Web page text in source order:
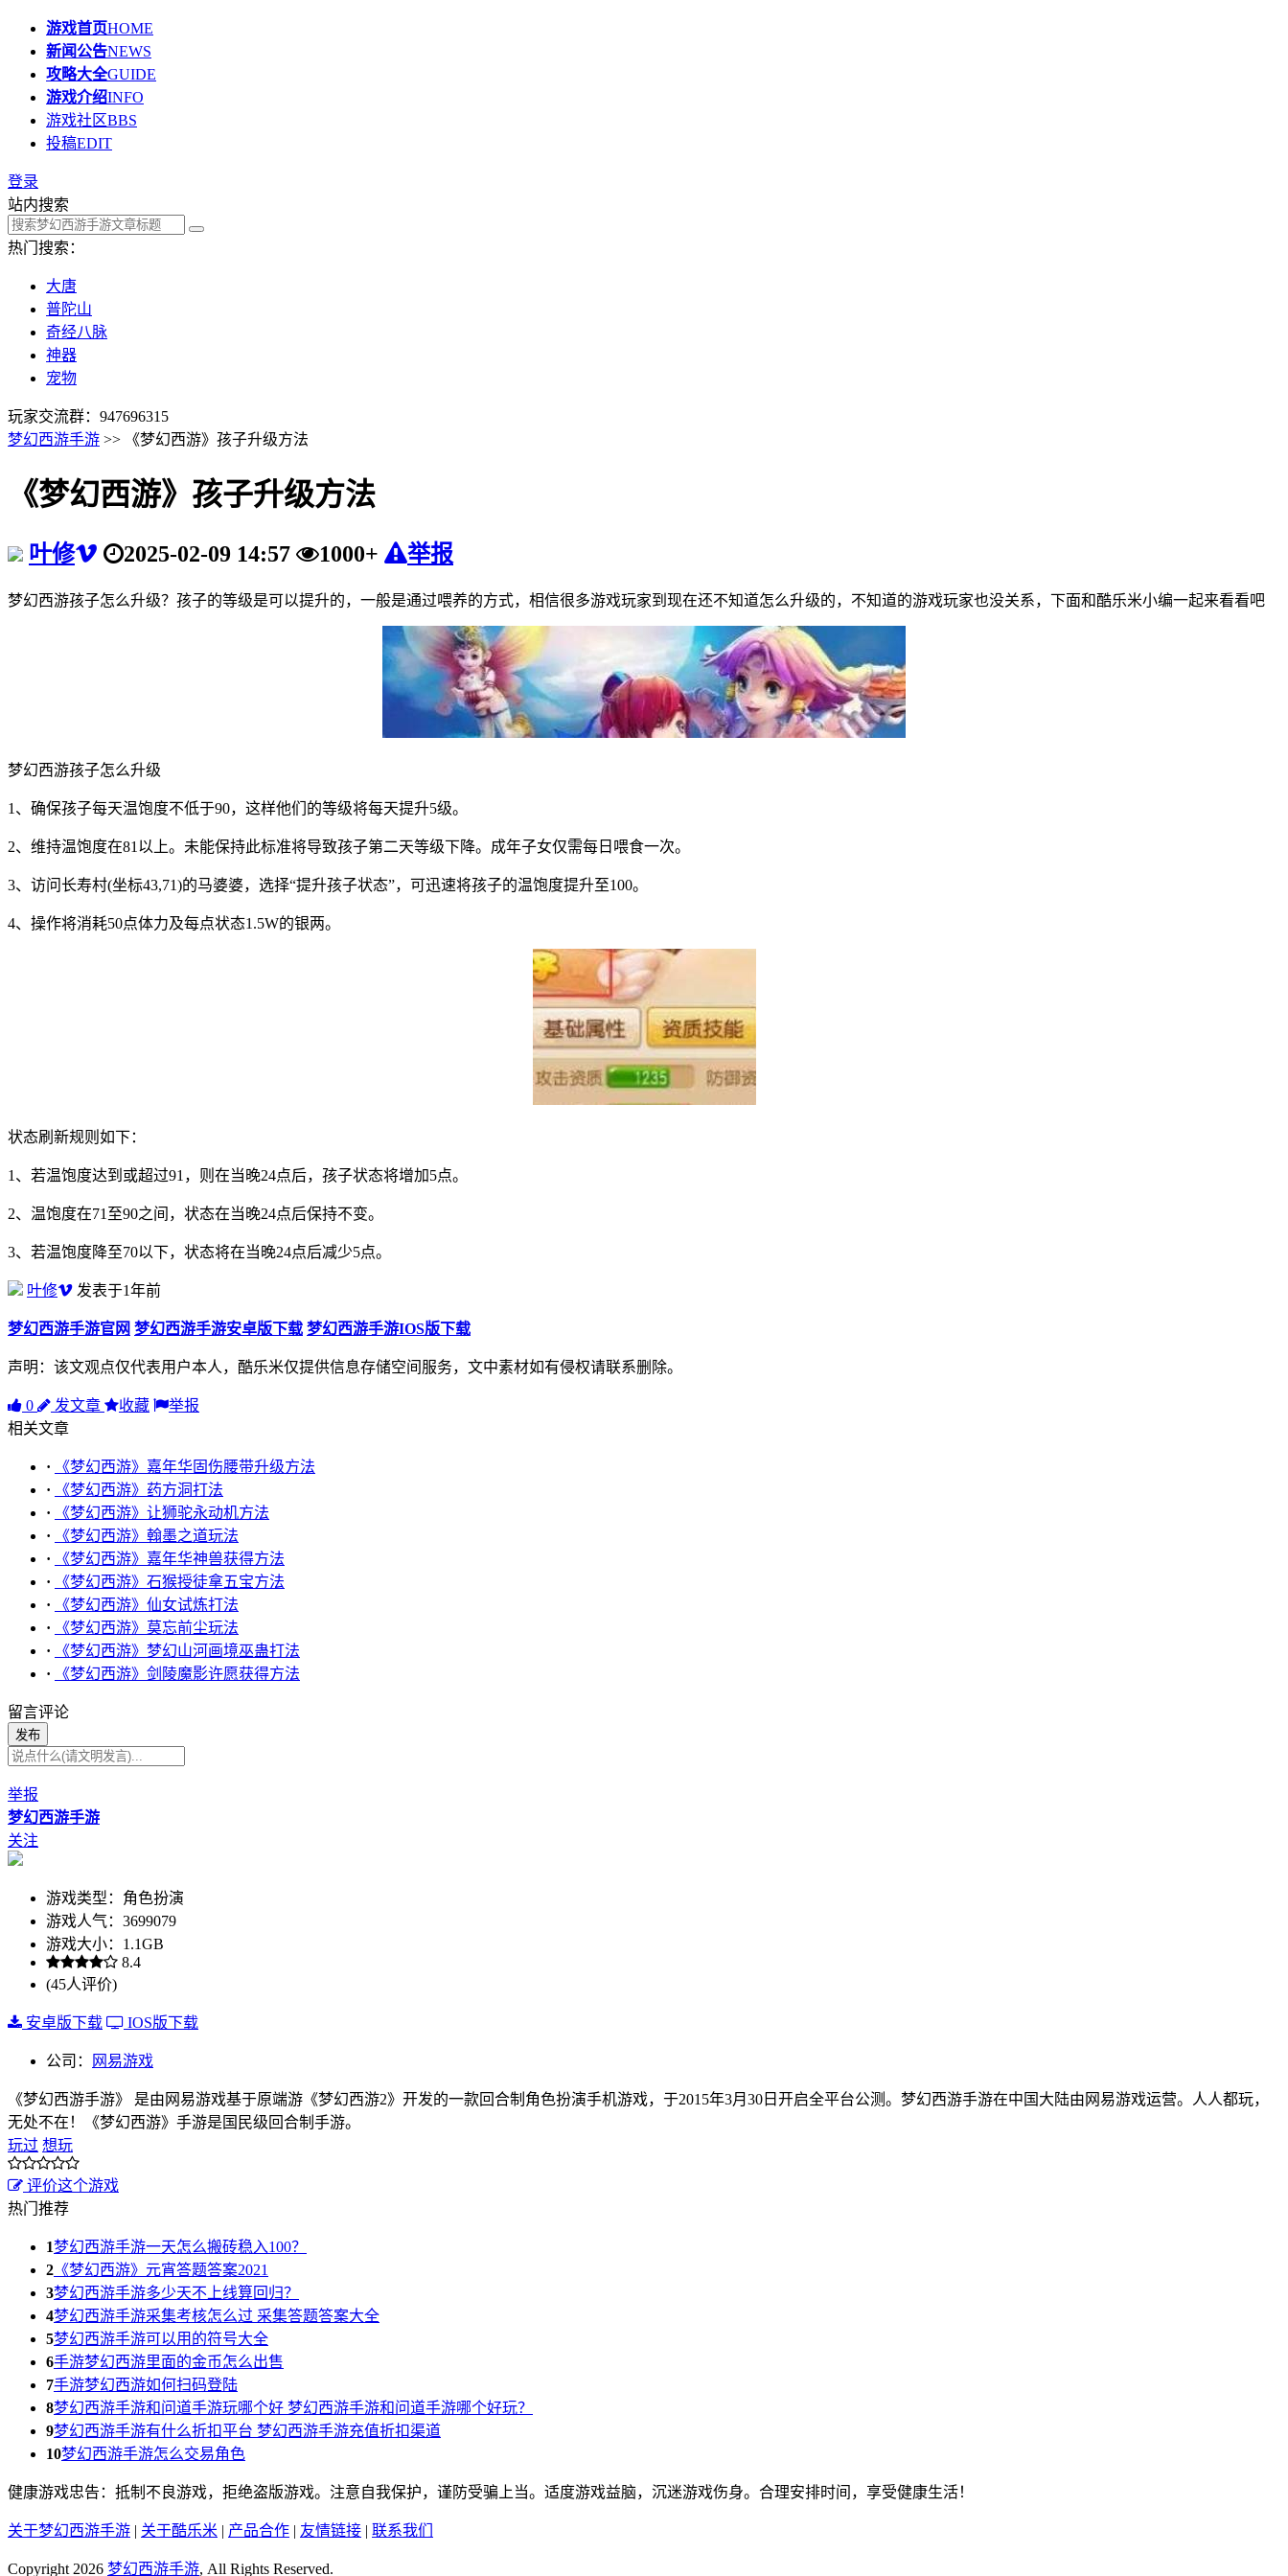
游戏首页HOME
新闻公告NEWS
攻略大全GUIDE
游戏介绍INFO
游戏社区BBS
投稿EDIT
登录
站内搜索
热门搜索：
大唐
普陀山
奇经八脉
神器
宠物
玩家交流群：947696315
梦幻西游手游 >> 《梦幻西游》孩子升级方法
《梦幻西游》孩子升级方法
叶修 2025-02-09 14:57 1000+ 举报
梦幻西游孩子怎么升级？孩子的等级是可以提升的，一般是通过喂养的方式，相信很多游戏玩家到现在还不知道怎么升级的，不知道的游戏玩家也没关系，下面和酷乐米小编一起来看看吧
梦幻西游孩子怎么升级
1、确保孩子每天温饱度不低于90，这样他们的等级将每天提升5级。
2、维持温饱度在81以上。未能保持此标准将导致孩子第二天等级下降。成年子女仅需每日喂食一次。
3、访问长寿村(坐标43,71)的马婆婆，选择“提升孩子状态”，可迅速将孩子的温饱度提升至100。
4、操作将消耗50点体力及每点状态1.5W的银两。
状态刷新规则如下：
1、若温饱度达到或超过91，则在当晚24点后，孩子状态将增加5点。
2、温饱度在71至90之间，状态在当晚24点后保持不变。
3、若温饱度降至70以下，状态将在当晚24点后减少5点。
叶修 发表于1年前
梦幻西游手游官网 梦幻西游手游安卓版下载 梦幻西游手游IOS版下载
声明：该文观点仅代表用户本人，酷乐米仅提供信息存储空间服务，文中素材如有侵权请联系删除。
0 发文章 收藏
举报
相关文章
·
《梦幻西游》嘉年华固伤腰带升级方法
·
《梦幻西游》药方洞打法
·
《梦幻西游》让狮驼永动机方法
·
《梦幻西游》翰墨之道玩法
·
《梦幻西游》嘉年华神兽获得方法
·
《梦幻西游》石猴授徒拿五宝方法
·
《梦幻西游》仙女试炼打法
·
《梦幻西游》莫忘前尘玩法
·
《梦幻西游》梦幻山河画境巫蛊打法
·
《梦幻西游》剑陵魔影许愿获得方法
留言评论
发布
举报
梦幻西游手游
关注
游戏类型：角色扮演
游戏人气：3699079
游戏大小：1.1GB
8.4
(45人评价)
安卓版下载 IOS版下载
公司： 网易游戏
《梦幻西游手游》 是由网易游戏基于原端游《梦幻西游2》开发的一款回合制角色扮演手机游戏，于2015年3月30日开启全平台公测。梦幻西游手游在中国大陆由网易游戏运营。人人都玩，
无处不在！《梦幻西游》手游是国民级回合制手游。
玩过 想玩
评价这个游戏
热门推荐
1梦幻西游手游一天怎么搬砖稳入100？
2 《梦幻西游》元宵答题答案2021
3梦幻西游手游多少天不上线算回归？
4梦幻西游手游采集考核怎么过 采集答题答案大全
5梦幻西游手游可以用的符号大全
6手游梦幻西游里面的金币怎么出售
7手游梦幻西游如何扫码登陆
8梦幻西游手游和问道手游玩哪个好 梦幻西游手游和问道手游哪个好玩？
9梦幻西游手游有什么折扣平台 梦幻西游手游充值折扣渠道
10梦幻西游手游怎么交易角色
健康游戏忠告：抵制不良游戏，拒绝盗版游戏。注意自我保护，谨防受骗上当。适度游戏益脑，沉迷游戏伤身。合理安排时间，享受健康生活！
关于梦幻西游手游 | 关于酷乐米 | 产品合作 | 友情链接 | 联系我们
Copyright 2026 梦幻西游手游, All Rights Reserved.